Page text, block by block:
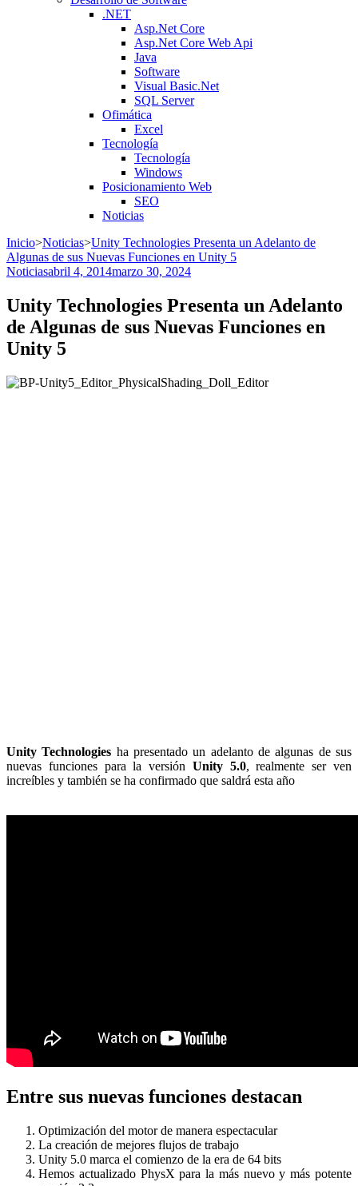
.NET
Asp.Net Core
Asp.Net Core Web Api
Java
Software
Visual Basic.Net
SQL Server
Ofimática
Excel
Tecnología
Tecnología
Windows
Posicionamiento Web
SEO
Noticias
Inicio>Noticias>Unity Technologies Presenta un Adelanto de
Algunas de sus Nuevas Funciones en Unity 5
Noticiasabril 4, 2014marzo 30, 2024
Unity Technologies Presenta un Adelanto
de Algunas de sus Nuevas Funciones en
Unity 5
Unity Technologies ha presentado un adelanto de algunas de sus
nuevas funciones para la versión Unity 5.0, realmente ser ven
increíbles y también se ha confirmado que saldrá esta año
Entre sus nuevas funciones destacan
Optimización del motor de manera espectacular
La creación de mejores flujos de trabajo
Unity 5.0 marca el comienzo de la era de 64 bits
Hemos actualizado PhysX para la más nuevo y más potente